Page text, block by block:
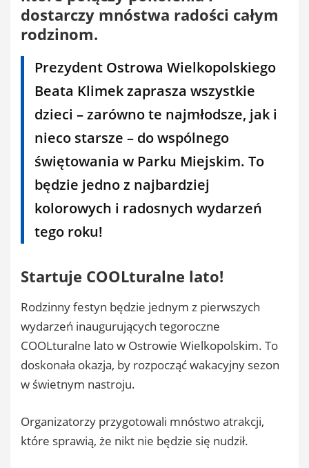
dostarczy mnóstwa radości całym
rodzinom.
Prezydent Ostrowa Wielkopolskiego
Beata Klimek zaprasza wszystkie
dzieci – zarówno te najmłodsze, jak i
nieco starsze – do wspólnego
świętowania w Parku Miejskim. To
będzie jedno z najbardziej
kolorowych i radosnych wydarzeń
tego roku!
Startuje COOLturalne lato!
Rodzinny festyn będzie jednym z pierwszych
wydarzeń inaugurujących tegoroczne
COOLturalne lato w Ostrowie Wielkopolskim. To
doskonała okazja, by rozpocząć wakacyjny sezon
w świetnym nastroju.
Organizatorzy przygotowali mnóstwo atrakcji,
które sprawią, że nikt nie będzie się nudził.